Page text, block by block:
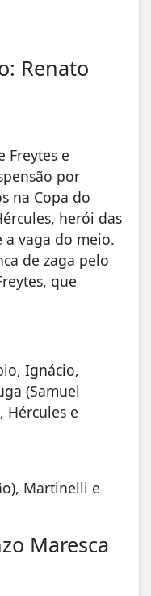
Renato
Freytes e
por
na Copa do
herói das
a vaga do meio.
de zaga pelo
que
Ignácio,
(Samuel
Hércules e
Martinelli e
Maresca